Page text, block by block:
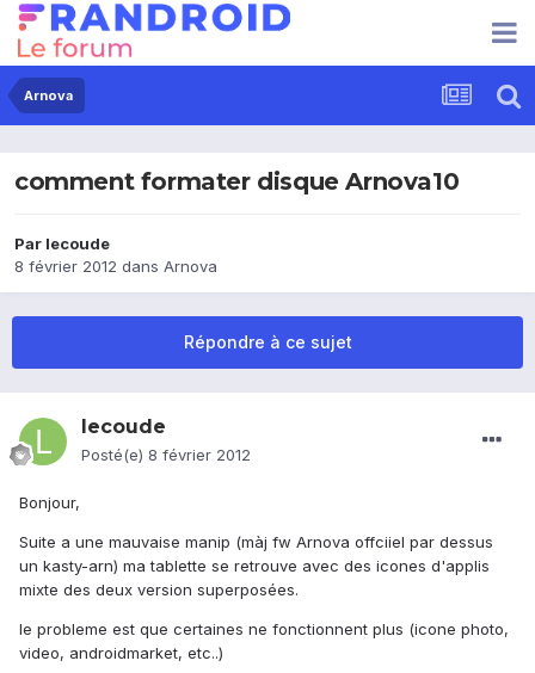
Arnova
comment formater disque Arnova10
Par lecoude
8 février 2012 dans Arnova
Répondre à ce sujet
lecoude
Posté(e) 8 février 2012
Bonjour,
Suite a une mauvaise manip (màj fw Arnova offciiel par dessus
un kasty-arn) ma tablette se retrouve avec des icones d'applis
mixte des deux version superposées.
le probleme est que certaines ne fonctionnent plus (icone photo,
video, androidmarket, etc..)